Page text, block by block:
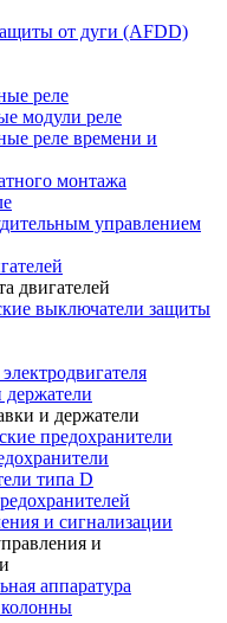
от дуги (AFDD)
реле
модули реле
реле времени и
монтажа
управлением
двигателей
выключатели защиты
держатели
и держатели
предохранители
типа D
и сигнализации
и
аппаратура